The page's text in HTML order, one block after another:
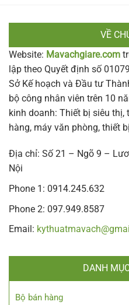
VỀ
Website: Mavachgiare.com
lập theo Quyết định số
Sở Kế hoạch và Đầu tư
bộ công nhân viên trên 10
kinh doanh: Thiết bị siêu
hàng, máy văn phòng, thiết
Địa chỉ: Số 21 – Ngõ 9 –
Nội
Phone 1: 0914.245.632
Phone 2: 097.949.8587
Email:
DANH
Bộ bán hàng